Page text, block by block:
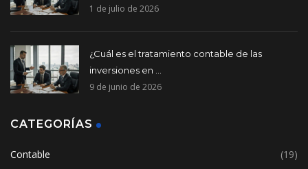
1 de julio de 2026
¿Cuál es el tratamiento contable de las
inversiones en ...
9 de junio de 2026
CATEGORÍAS
Contable (19)